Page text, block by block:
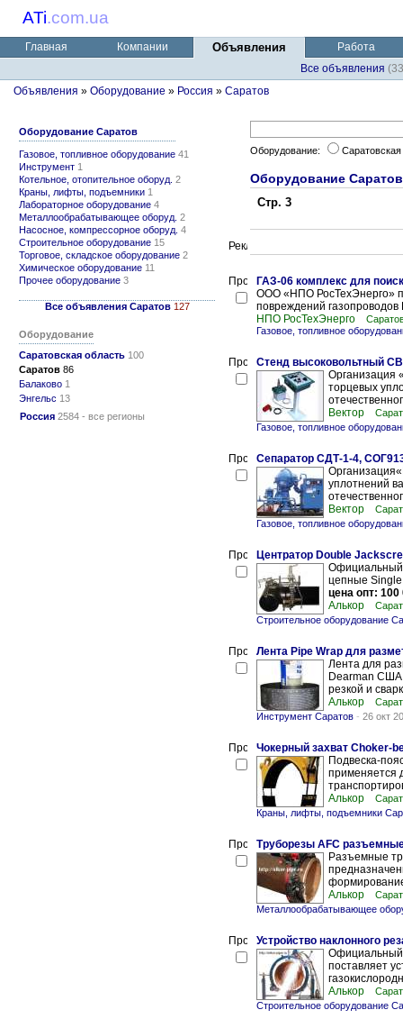
ATi.com.ua
Главная Компании Объявления
Работа
Все объявления
Объявления » Оборудование » Россия » Саратов
Оборудование Саратов
Газовое, топливное оборудование 41
Инструмент 1
Котельное, отопительное оборуд. 2
Краны, лифты, подъемники 1
Лабораторное оборудование 4
Металлообрабатывающее оборуд. 2
Насосное, компрессорное оборуд. 4
Строительное оборудование 15
Торговое, складское оборудование 2
Химическое оборудование 11
Прочее оборудование 3
Все объявления Саратов 127
Оборудование
Саратовская область 100
Саратов 86
Балаково 1
Энгельс 13
Россия 2584 - все регионы
Оборудование:
Оборудование Саратов
Стр. 3
ГАЗ-06 комплекс для
ООО «НПО РосТехЭнерго»
повреждений
НПО РосТехЭнерго
Газовое, топливное
Стенд высоковольтный
Организация
торцевых
Вектор
Газовое, топливное
Сепаратор СДТ-1-4,
уплотнений
Вектор
Газовое, топливное
Центратор Double
Официальный
цепные Single
цена опт: 100
Алькор
Строительное оборудование
Лента Pipe Wrap для
Лента для
Dearman США
резкой и
Алькор
Инструмент Саратов - 26 окт
Чокерный захват Choker-
Подвеска-
применяется
Алькор
Краны, лифты, подъемники
Труборезы AFC
Разъемные
Алькор
Металлообрабатывающее
Устройство наклонного
Официальный
поставляет
Алькор
Строительное оборудование